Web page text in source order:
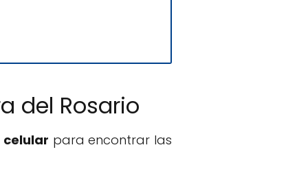
del Rosario
para encontrar las